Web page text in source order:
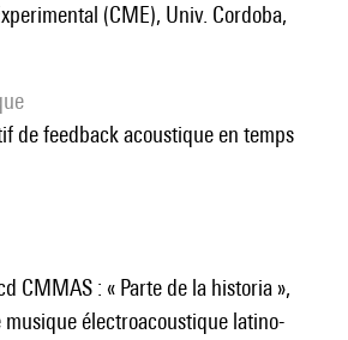
CMMAS : « Parte de la historia »,
électroacoustique latino-